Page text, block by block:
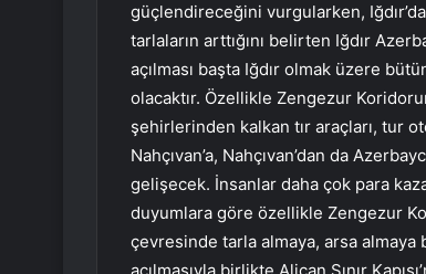
güçlendireceğini vurgularken,
tarlaların arttığını belirten Iğdır
açılması başta Iğdır olmak üzere
olacaktır. Özellikle Zengezur
şehirlerinden kalkan tır araçları, tur
Nahçıvan’a, Nahçıvan’dan da
gelişecek. İnsanlar daha çok para
duyumlara göre özellikle Zengezur
çevresinde tarla almaya, arsa almaya